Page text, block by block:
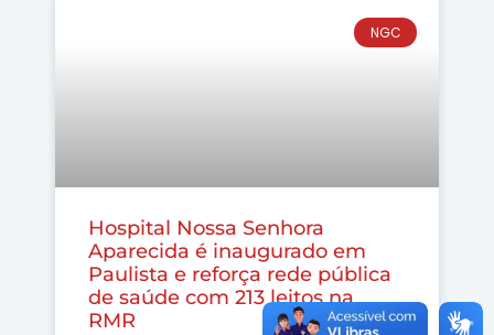
NGC
Hospital Nossa Senhora
Aparecida é inaugurado em
Paulista e reforça rede pública
de saúde com 213 leitos na
RMR